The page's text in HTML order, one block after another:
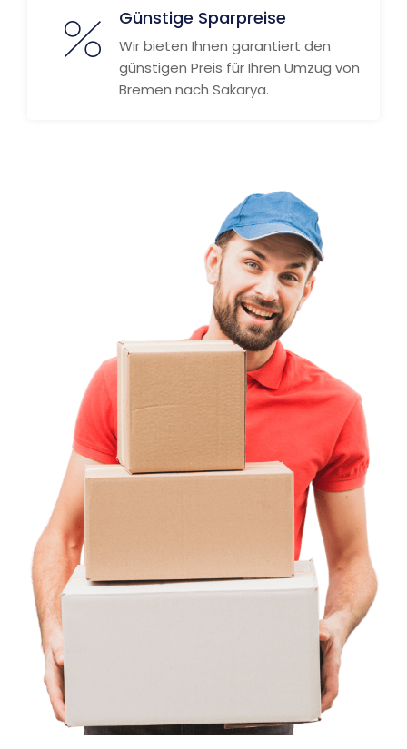
Günstige Sparpreise
Wir bieten Ihnen garantiert den
günstigen Preis für Ihren Umzug von
Bremen nach Sakarya.